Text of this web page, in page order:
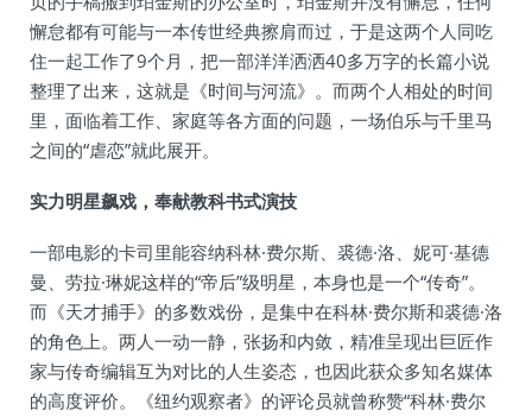
懈怠都有可能与一本传世经典擦肩而过，于是这两个人同吃
住一起工作了9个月，把一部洋洋洒洒40多万字的长篇小说
整理了出来，这就是《时间与河流》。而两个人相处的时间
里，面临着工作、家庭等各方面的问题，一场伯乐与千里马
之间的“虐恋”就此展开。
实力明星飙戏，奉献教科书式演技
一部电影的卡司里能容纳科林·费尔斯、裘德·洛、妮可·基德
曼、劳拉·琳妮这样的“帝后”级明星，本身也是一个“传奇”。
而《天才捕手》的多数戏份，是集中在科林·费尔斯和裘德·洛
的角色上。两人一动一静，张扬和内敛，精准呈现出巨匠作
家与传奇编辑互为对比的人生姿态，也因此获众多知名媒体
的高度评价。《纽约观察者》的评论员就曾称赞“科林·费尔